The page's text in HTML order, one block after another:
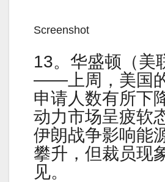
Screenshot
13。华盛顿（美
——上周，美国
申请人数有所下
动力市场呈疲软
伊朗战争影响能
攀升，但裁员现
见。